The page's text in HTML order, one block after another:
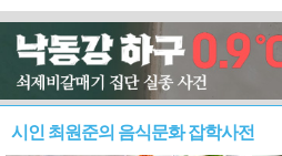
시인 최원준의 음식문화 잡학사전